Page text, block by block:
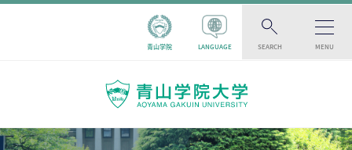
青山学院 LANGUAGE SEARCH MENU